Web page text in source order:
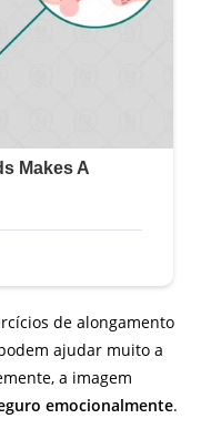
de alongamento
ajudar muito a
a imagem
emocionalmente.